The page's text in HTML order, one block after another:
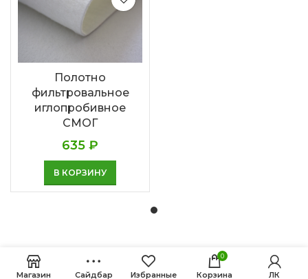
Полотно
фильтровальное
иглопробивное
СМОГ
635 ₽
В КОРЗИНУ
Магазин Сайдбар Избранные
0
Корзина ЛК